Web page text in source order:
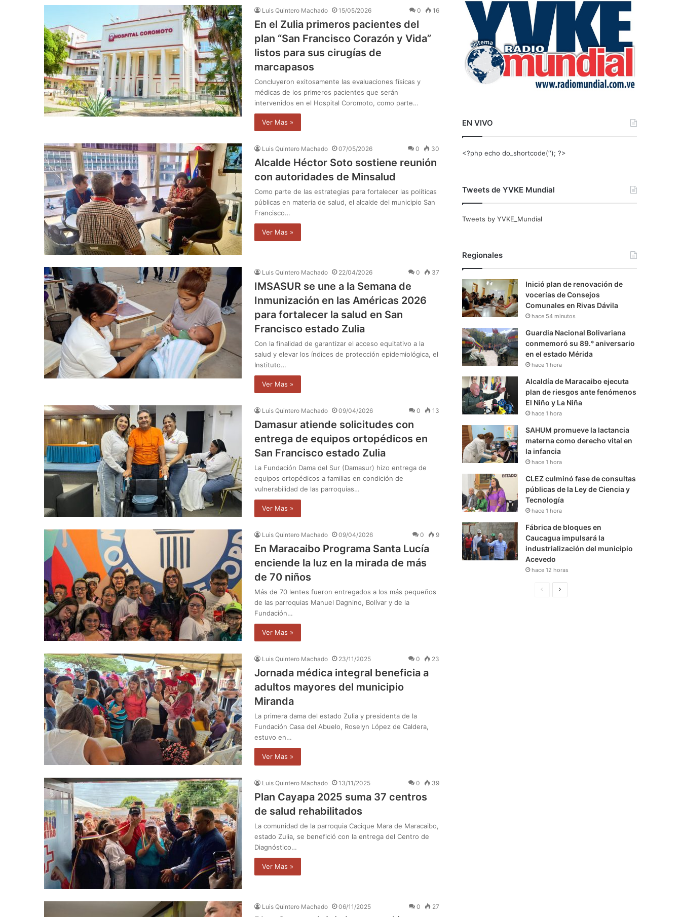
Luis Quintero Machado 15/05/2026 0 16
En el Zulia primeros pacientes del
plan “San Francisco Corazón y Vida”
listos para sus cirugías de
marcapasos
Concluyeron exitosamente las evaluaciones físicas y
médicas de los primeros pacientes que serán
intervenidos en el Hospital Coromoto, como parte…
Ver Mas »
Luis Quintero Machado 07/05/2026 0 30
Alcalde Héctor Soto sostiene reunión
con autoridades de Minsalud
Como parte de las estrategias para fortalecer las políticas
públicas en materia de salud, el alcalde del municipio San
Francisco…
Ver Mas »
Luis Quintero Machado 22/04/2026 0 37
IMSASUR se une a la Semana de
Inmunización en las Américas 2026
para fortalecer la salud en San
Francisco estado Zulia
Con la finalidad de garantizar el acceso equitativo a la
salud y elevar los índices de protección epidemiológica, el
Instituto…
Ver Mas »
Luis Quintero Machado 09/04/2026 0 13
Damasur atiende solicitudes con
entrega de equipos ortopédicos en
San Francisco estado Zulia
La Fundación Dama del Sur (Damasur) hizo entrega de
equipos ortopédicos a familias en condición de
vulnerabilidad de las parroquias…
Ver Mas »
Luis Quintero Machado 09/04/2026 0 9
En Maracaibo Programa Santa Lucía
enciende la luz en la mirada de más
de 70 niños
Más de 70 lentes fueron entregados a los más pequeños
de las parroquias Manuel Dagnino, Bolívar y de la
Fundación…
Ver Mas »
Luis Quintero Machado 23/11/2025 0 23
Jornada médica integral beneficia a
adultos mayores del municipio
Miranda
La primera dama del estado Zulia y presidenta de la
Fundación Casa del Abuelo, Roselyn López de Caldera,
estuvo en…
Ver Mas »
Luis Quintero Machado 13/11/2025 0 39
Plan Cayapa 2025 suma 37 centros
de salud rehabilitados
La comunidad de la parroquia Cacique Mara de Maracaibo,
estado Zulia, se benefició con la entrega del Centro de
Diagnóstico…
Ver Mas »
Luis Quintero Machado 06/11/2025 0 27
r
EN VIVO
<?php echo do_shortcode(‘‘); ?>
Tweets de YVKE Mundial
Tweets by YVKE_Mundial
Regionales
Inició plan de renovación de
vocerías de Consejos
Comunales en Rivas Dávila
hace 54 minutos
Guardia Nacional Bolivariana
conmemoró su 89.° aniversario
en el estado Mérida
hace 1 hora
Alcaldía de Maracaibo ejecuta
plan de riesgos ante fenómenos
El Niño y La Niña
hace 1 hora
SAHUM promueve la lactancia
materna como derecho vital en
la infancia
hace 1 hora
CLEZ culminó fase de consultas
públicas de la Ley de Ciencia y
Tecnología
hace 1 hora
Fábrica de bloques en
Caucagua impulsará la
industrialización del municipio
Acevedo
hace 12 horas
S